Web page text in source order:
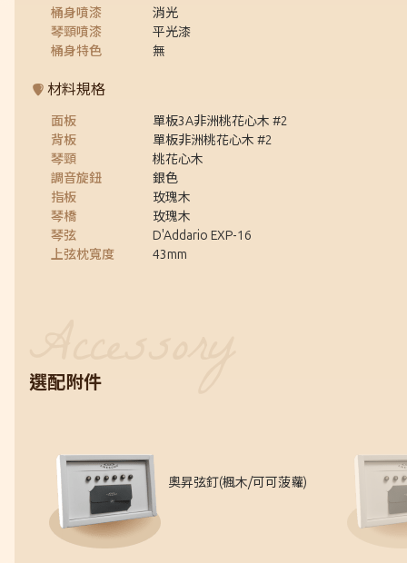
桶身噴漆
消光
琴頸噴漆
平光漆
桶身特色
無
材料規格
面板
單板3A非洲桃花心木 #2
背板
單板非洲桃花心木 #2
琴頸
桃花心木
調音旋鈕
銀色
指板
玫瑰木
琴橋
玫瑰木
琴弦
D'Addario EXP-16
上弦枕寬度
43mm
選配附件
奧昇弦釘(楓木/可可菠蘿)